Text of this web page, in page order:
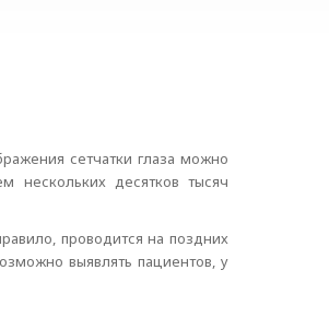
сетчатки глаза можно
нескольких десятков тысяч
проводится на поздних
выявлять пациентов, у